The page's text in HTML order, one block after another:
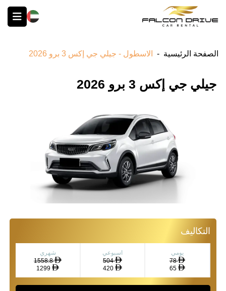
الصفحة الرئيسية - الاسطول - جيلي جي إكس 3 برو 2026
جيلي جي إكس 3 برو 2026
التكاليف
يومي
78
65
اسبوعي
504
شهري
1558.8
1299